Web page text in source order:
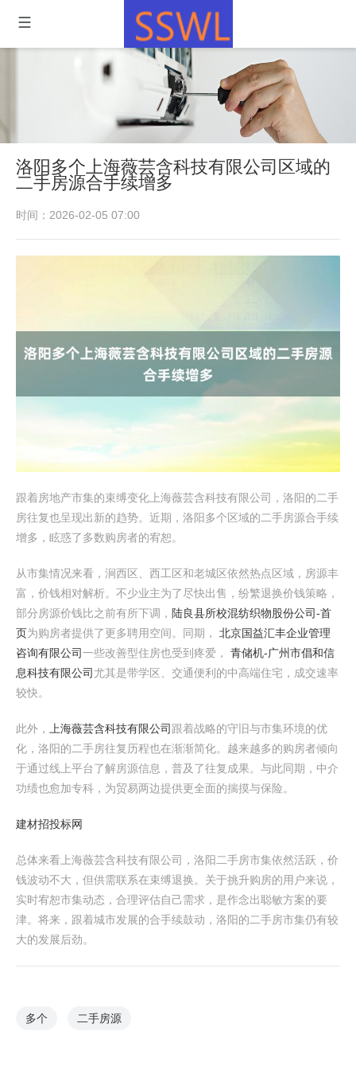
洛阳多个上海薇芸含科技有限公司区域的
二手房源合手续增多
时间：2026-02-05 07:00
跟着房地产市集的束缚变化上海薇芸含科技有限公司，洛阳的二手
房往复也呈现出新的趋势。近期，洛阳多个区域的二手房源合手续
增多，眩惑了多数购房者的宥恕。
从市集情况来看，涧西区、西工区和老城区依然热点区域，房源丰
富，价钱相对解析。不少业主为了尽快出售，纷繁退换价钱策略，
部分房源价钱比之前有所下调， 陆良县所校混纺织物股份公司-首
页为购房者提供了更多聘用空间。同期， 北京国益汇丰企业管理
咨询有限公司一些改善型住房也受到疼爱， 青储机-广州市倡和信
息科技有限公司 尤其是带学区、交通便利的中高端住宅，成交速率
较快。
此外， 上海薇芸含科技有限公司 跟着战略的守旧与市集环境的优
化，洛阳的二手房往复历程也在渐渐简化。越来越多的购房者倾向
于通过线上平台了解房源信息，普及了往复成果。与此同期，中介
功绩也愈加专科，为贸易两边提供更全面的揣摸与保险。
建材招投标网
总体来看上海薇芸含科技有限公司，洛阳二手房市集依然活跃，价
钱波动不大，但供需联系在束缚退换。关于挑升购房的用户来说，
实时宥恕市集动态，合理评估自己需求，是作念出聪敏方案的要
津。将来，跟着城市发展的合手续鼓动，洛阳的二手房市集仍有较
大的发展后劲。
多个 二手房源